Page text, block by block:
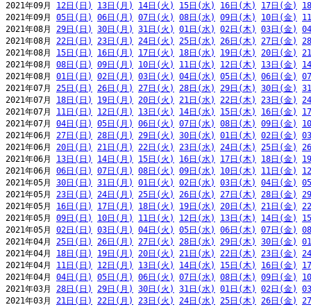
2021年09月 12日(日) 13日(月) 14日(火) 15日(水) 16日(木) 17日(金)
2021年09月 05日(日) 06日(月) 07日(火) 08日(水) 09日(木) 10日(金)
2021年08月 29日(日) 30日(月) 31日(火) 01日(水) 02日(木) 03日(金)
2021年08月 22日(日) 23日(月) 24日(火) 25日(水) 26日(木) 27日(金)
2021年08月 15日(日) 16日(月) 17日(火) 18日(水) 19日(木) 20日(金)
2021年08月 08日(日) 09日(月) 10日(火) 11日(水) 12日(木) 13日(金)
2021年08月 01日(日) 02日(月) 03日(火) 04日(水) 05日(木) 06日(金)
2021年07月 25日(日) 26日(月) 27日(火) 28日(水) 29日(木) 30日(金)
2021年07月 18日(日) 19日(月) 20日(火) 21日(水) 22日(木) 23日(金)
2021年07月 11日(日) 12日(月) 13日(火) 14日(水) 15日(木) 16日(金)
2021年07月 04日(日) 05日(月) 06日(火) 07日(水) 08日(木) 09日(金)
2021年06月 27日(日) 28日(月) 29日(火) 30日(水) 01日(木) 02日(金)
2021年06月 20日(日) 21日(月) 22日(火) 23日(水) 24日(木) 25日(金)
2021年06月 13日(日) 14日(月) 15日(火) 16日(水) 17日(木) 18日(金)
2021年06月 06日(日) 07日(月) 08日(火) 09日(水) 10日(木) 11日(金)
2021年05月 30日(日) 31日(月) 01日(火) 02日(水) 03日(木) 04日(金)
2021年05月 23日(日) 24日(月) 25日(火) 26日(水) 27日(木) 28日(金)
2021年05月 16日(日) 17日(月) 18日(火) 19日(水) 20日(木) 21日(金)
2021年05月 09日(日) 10日(月) 11日(火) 12日(水) 13日(木) 14日(金)
2021年05月 02日(日) 03日(月) 04日(火) 05日(水) 06日(木) 07日(金)
2021年04月 25日(日) 26日(月) 27日(火) 28日(水) 29日(木) 30日(金)
2021年04月 18日(日) 19日(月) 20日(火) 21日(水) 22日(木) 23日(金)
2021年04月 11日(日) 12日(月) 13日(火) 14日(水) 15日(木) 16日(金)
2021年04月 04日(日) 05日(月) 06日(火) 07日(水) 08日(木) 09日(金)
2021年03月 28日(日) 29日(月) 30日(火) 31日(水) 01日(木) 02日(金)
2021年03月 21日(日) 22日(月) 23日(火) 24日(水) 25日(木) 26日(金)